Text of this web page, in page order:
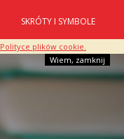
Polityce plików cookie.
Wiem, zamknij
SKRÓTY I SYMBOLE